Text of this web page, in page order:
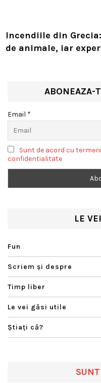
Incendiile din
de animale, iar
ABONEAZA-
Email *
Sunt de acord cu
confidentialitate
LE
Fun
Scriem şi despre
Timp liber
Le vei găsi utile
Ştiaţi că?